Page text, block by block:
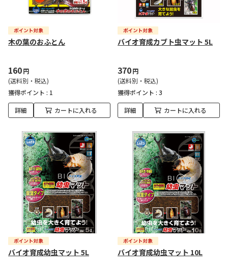
木の葉のおふとん
160円
(送料別・税込)
獲得ポイント : 1
詳細 カートに入れる
バイオ育成カブト虫マット 5L
370円
(送料別・税込)
獲得ポイント : 3
詳細 カートに入れる
バイオ育成幼虫マット 5L バイオ育成幼虫マット 10L